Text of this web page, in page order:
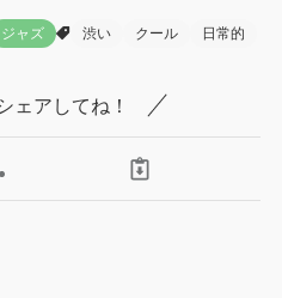
ジャズ 渋い クール 日常的
ェアしてね！